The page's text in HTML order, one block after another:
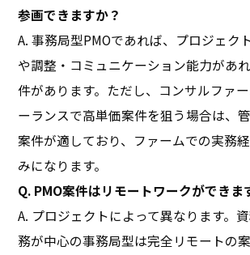
参画できますか？
A. 事務局型PMOであれば、プロジェク
や調整・コミュニケーション能力があ
件があります。ただし、コンサルファ
ーランスで高単価案件を狙う場合は、
案件が適しており、ファームでの実務
みになります。
Q. PMO案件はリモートワークができま
A. プロジェクトによって異なります。
務が中心の事務局型は完全リモートの